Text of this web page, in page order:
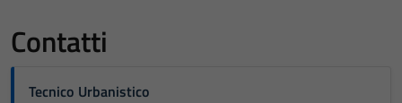
Contatti
Tecnico Urbanistico